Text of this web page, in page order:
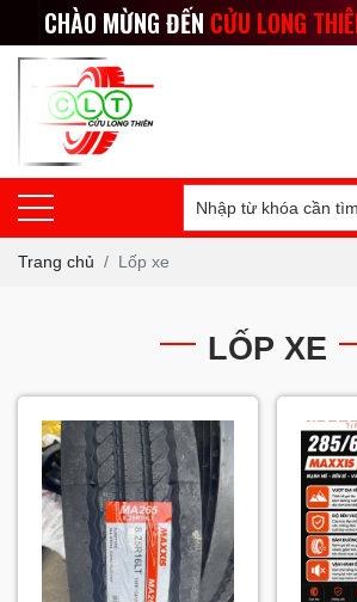
CHÀO MỪNG ĐẾN CỬU LONG
Trang chủ Lốp xe
LỐP XE